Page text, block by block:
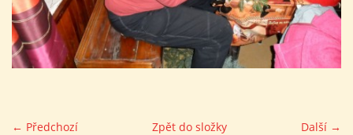
FOTOALBUM
PROVOZNÍ ŘÁD
O NÁS - HISTORIE A SOUČASNOST
← Předchozí Další →
Zpět do složky